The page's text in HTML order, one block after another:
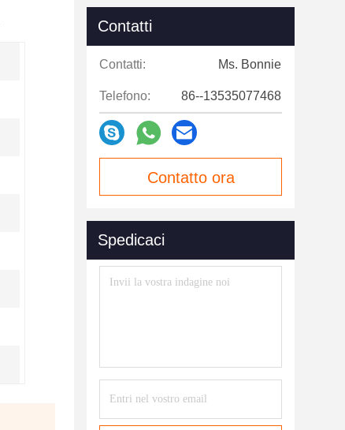
Contatti
Contatti: Ms. Bonnie
Telefono: 86--13535077468
Contatto ora
Spedicaci